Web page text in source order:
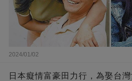
2024/01/02
日本癡情富豪田力行，為娶台